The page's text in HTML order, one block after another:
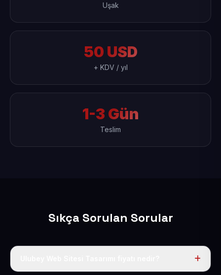
Uşak
50 USD
+ KDV / yıl
1-3 Gün
Teslim
Sıkça Sorulan Sorular